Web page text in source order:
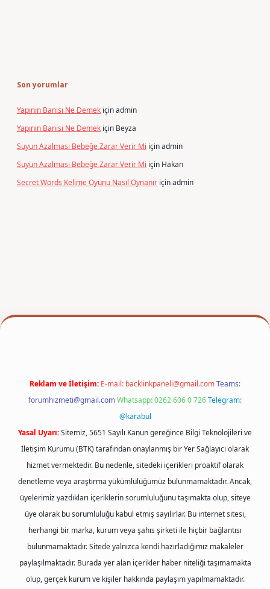
Son yorumlar
Yapının Banisi Ne Demek içinadmin
Yapının Banisi Ne Demek için Beyza
Suyun Azalması Bebeğe Zarar Verir Mi içinadmin
Suyun Azalması Bebeğe Zarar Verir Mi için Hakan
Secret Words Kelime Oyunu Nasıl Oynanır içinadmin
Reklam ve İletişim: E-mail: backlinkpaneli@gmail.comTeams:
forumhizmeti@gmail.comWhatsapp: 0262 606 0 726Telegram:
@karabul
Yasal Uyarı:Sitemiz, 5651 Sayılı Kanun gereğince Bilgi Teknolojileri ve
İletişim Kurumu (BTK) tarafından onaylanmış bir Yer Sağlayıcı olarak
hizmet vermektedir. Bu nedenle, sitedeki içerikleri proaktif olarak
denetleme veya araştırma yükümlülüğümüz bulunmamaktadır. Ancak,
üyelerimiz yazdıkları içeriklerin sorumluluğunu taşımakta olup, siteye
üye olarak bu sorumluluğu kabul etmiş sayılırlar. Bu internet sitesi,
herhangi bir marka, kurum veya şahıs şirketi ile hiçbir bağlantısı
bulunmamaktadır. Sitede yalnızca kendi hazırladığımız makaleler
paylaşılmaktadır. Burada yer alan içerikler haber niteliği taşımamakta
olup, gerçek kurum ve kişiler hakkında paylaşım yapılmamaktadır.